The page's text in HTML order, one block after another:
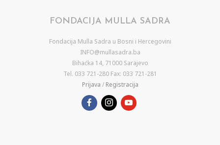
FONDACIJA MULLA SADRA
Fondacija Mulla Sadra u Bosni i Hercegovini
INFO@mullasadra.ba
Bihaćka 14, 71000 Sarajevo
Tel. 033 721-280 Fax: 033 721-281
Prijava / Registracija